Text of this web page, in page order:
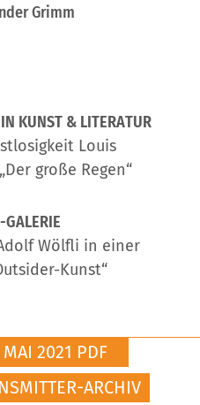
Grimm
KUNST & LITERATUR
Louis
große Regen“
GALERIE
Wölfli in einer
Kunst“
2021 PDF
ARCHIV